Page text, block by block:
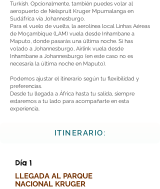
Turkish. Opcionalmente, también puedes volar al
aeropuerto de Nelspruit Kruger Mpumalanga en
Sudáfrica vía Johannesburgo.
Para el vuelo de vuelta, la aerolínea local Linhas Aéreas
de Moçambique (LAM) vuela desde Inhambane a
Maputo, donde pasarás una última noche. Si has
volado a Johannesburgo, Airlink vuela desde
Inhambane a Johannesburgo (en este caso no es
necesaria la última noche en Maputo).
Podemos ajustar el itinerario según tu flexibilidad y
preferencias.
Desde tu llegada a África hasta tu salida, siempre
estaremos a tu lado para acompañarte en esta
experiencia.
ITINERARIO:
Día 1
LLEGADA AL PARQUE
NACIONAL KRUGER